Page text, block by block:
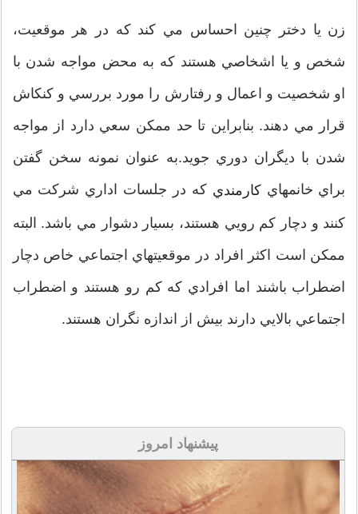
زن يا دختر چنين احساس مي کند که در هر موقعيت،
شخص و يا اشخاصي هستند که به محض مواجه شدن با
او شخصيت و اعمال و رفتارش را مورد بررسي و کنکاش
قرار مي دهند. بنابراين تا حد ممکن سعي دارد از مواجه
شدن با ديگران دوري جويد.به عنوان نمونه سخن گفتن
براي خانمهايکارمندي که در جلسات اداري شرکت مي
کنند و دچار کم رويي هستند، بسيار دشوار مي باشد. البته
ممکن است اکثر افراد در موقعيتهاي اجتماعي خاص دچار
اضطراب باشند اما افرادي که کم رو هستند و اضطراب
اجتماعي بالايي دارند بيش از اندازه نگران هستند.
پیشنهاد امروز